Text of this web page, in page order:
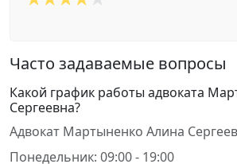
Часто задаваемые вопросы
Какой график работы адвоката
Сергеевна?
Адвокат Мартыненко Алина
Понедельник: 09:00 - 19:00